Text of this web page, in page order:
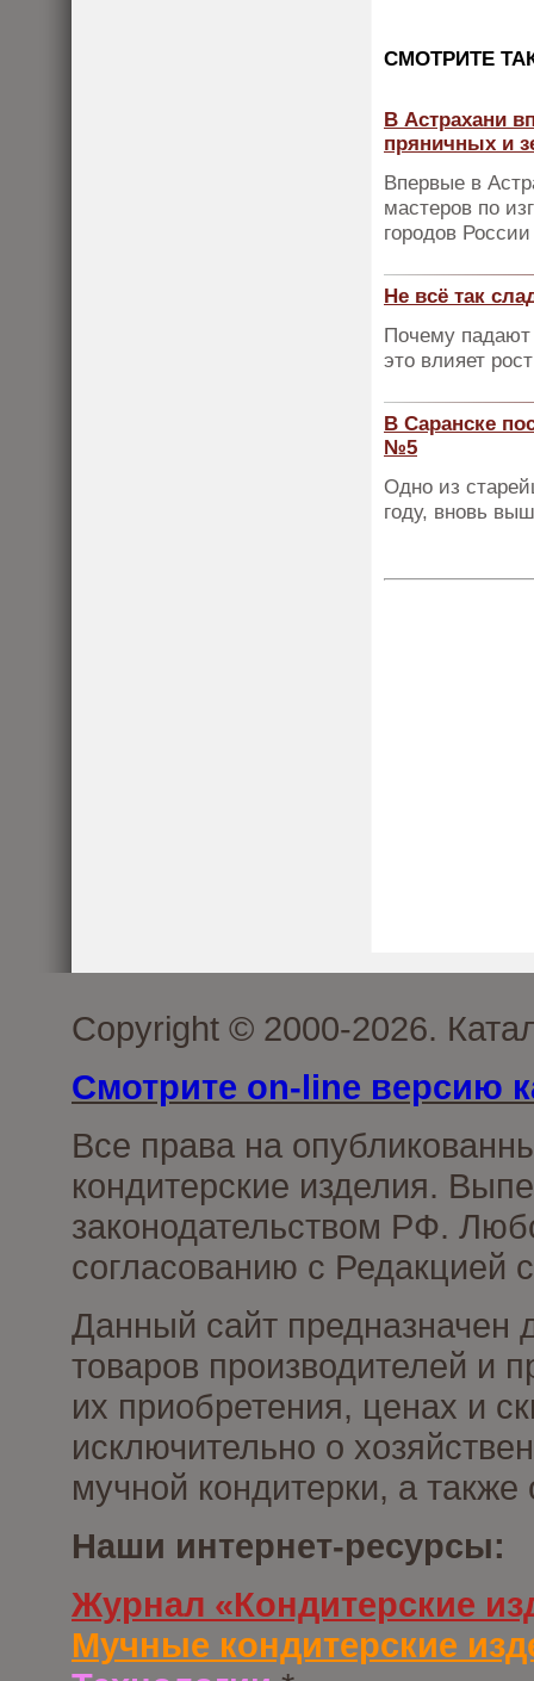
CМОТРИТЕ
В Астрахани
пряничных и
Впервые в
мастеров по
городов России
Не всё так
Почему падают
это влияет
В Саранске
№5
Одно из
году, вновь
Copyright © 2000-2026.
Смотрите on-line версию
Все права на
кондитерские изделия.
законодательством РФ.
согласованию с Редакцией
Данный сайт предназначен
товаров производителей и
их приобретения, ценах и
исключительно о
мучной кондитерки, а
Наши интернет-ресурсы:
Журнал «Кондитерские
Мучные кондитерские